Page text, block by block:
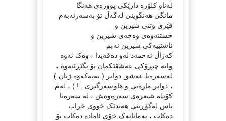
له‌ناو کلۆره‌ دارێکى پووره‌ى هه‌نگا
مانگى هه‌نگوینى له‌گه‌ڵ تۆ به‌سه‌رئه‌به‌م
فێرى وتنى شیرین و
خستنه‌وه‌ى وه‌چه‌ى شیرین و
ئاشتییه‌کى شیرین ئه‌بم
کەژاڵ ئەحمەد لەو دەقەیدا ، وەک ئەوە
وایە چیڕۆکی عەشقێکمان بۆ بگێڕێتەوە ،
لەسەرەتا عەشق دواتر ( بەیەکەوە ژیان )
، دواتر مارەیی و هاوسەرگیری ..! ) ، لەم
کۆپلە شیعرەی سەرەوەش ، لە سەرەتا
باس لەگۆڕینی هەندێک خووی خراپ
دەکات ، بەمانایەک خۆی ئامادە دەکات بۆ